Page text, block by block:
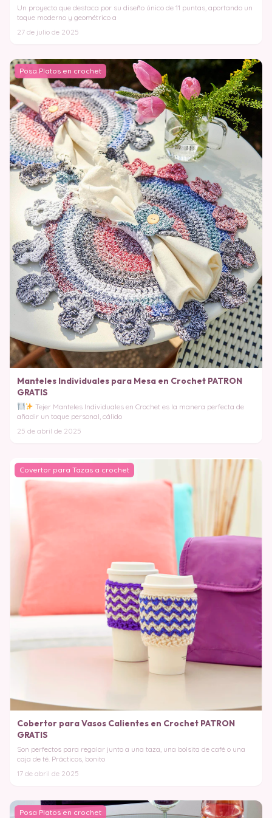
Un proyecto que destaca por su diseño único de 11 puntas, aportando un
toque moderno y geométrico a
27 de julio de 2025
Posa Platos en crochet
Manteles Individuales para Mesa en Crochet PATRON
GRATIS
Tejer Manteles Individuales en Crochet es la manera perfecta de
añadir un toque personal, cálido
25 de abril de 2025
Covertor para Tazas a crochet
Cobertor para Vasos Calientes en Crochet PATRON
GRATIS
Son perfectos para regalar junto a una taza, una bolsita de café o una
caja de té. Prácticos, bonito
17 de abril de 2025
Posa Platos en crochet